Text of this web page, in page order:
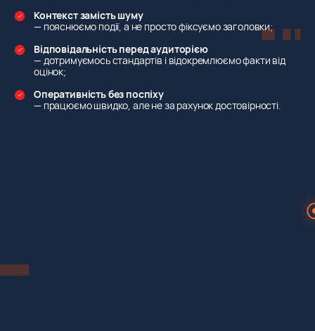
Контекст замість шуму
— пояснюємо події, а не просто фіксуємо заголовки;
Відповідальність перед аудиторією
— дотримуємось стандартів і відокремлюємо факти від
оцінок;
Оперативність без поспіху
— працюємо швидко, але не за рахунок достовірності.